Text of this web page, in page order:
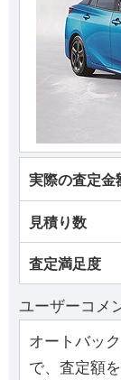
実際の査定金
見積り数
査定満足度
ユーザーコメ
オートバッ
で、査定額